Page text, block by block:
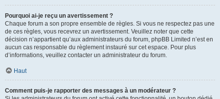
Pourquoi ai-je reçu un avertissement ?
Chaque forum a son propre ensemble de règles. Si vous ne respectez pas une
de ces règles, vous recevrez un avertissement. Veuillez noter que cette
décision n’appartient qu’aux administrateurs du forum, phpBB Limited n’est en
aucun cas responsable du règlement instauré sur cet espace. Pour plus
d’informations, veuillez contacter un administrateur du forum.
Haut
Comment puis-je rapporter des messages à un modérateur ?